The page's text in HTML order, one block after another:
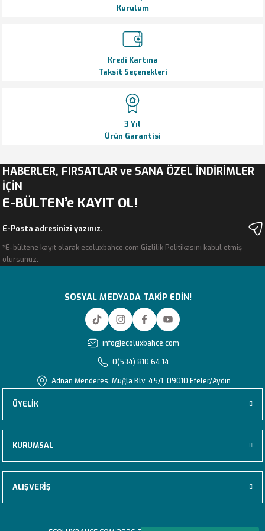
Kurulum
Kredi Kartına
Taksit Seçenekleri
3 Yıl
Ürün Garantisi
HABERLER, FIRSATLAR ve SANA ÖZEL İNDİRİMLER
İÇİN
E-BÜLTEN’e KAYIT OL!
*E-bültene kayıt olarak ecoluxbahce.com Gizlilik Politikasını kabul etmiş
olursunuz.
SOSYAL MEDYADA TAKİP EDİN!
info@ecoluxbahce.com
0(534) 810 64 14
Adnan Menderes, Muğla Blv. 45/1, 09010 Efeler/Aydın
ÜYELİK
KURUMSAL
ALIŞVERİŞ